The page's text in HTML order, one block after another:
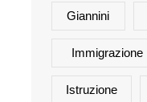
Giannini
Immigrazione
Istruzione